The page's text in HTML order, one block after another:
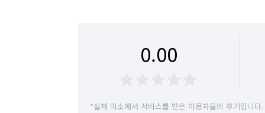
0.00
*실제 미소에서 서비스를 받은 이용자들의 후기입니다.